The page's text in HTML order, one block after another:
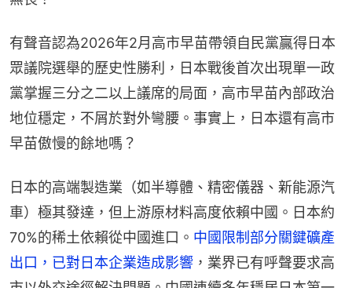
有聲音認為2026年2月高市早苗帶領自民黨贏得日本
眾議院選舉的歷史性勝利，日本戰後首次出現單一政
黨掌握三分之二以上議席的局面，高市早苗內部政治
地位穩定，不屑於對外彎腰。事實上，日本還有高市
早苗傲慢的餘地嗎？
日本的高端製造業（如半導體、精密儀器、新能源汽
車）極其發達，但上游原材料高度依賴中國。日本約
70%的稀土依賴從中國進口。 中國限制部分關鍵礦產
出口，已對日本企業造成影響 ，業界已有呼聲要求高